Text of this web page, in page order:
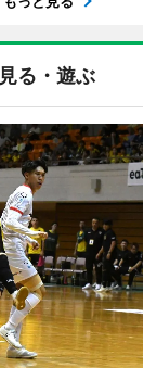
見る・遊ぶ